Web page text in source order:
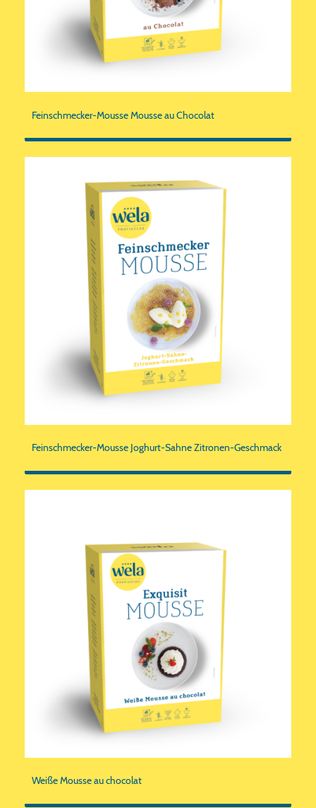
Feinschmecker-Mousse Mousse au Chocolat
Feinschmecker-Mousse Joghurt-Sahne Zitronen-Geschmack
Weiße Mousse au chocolat